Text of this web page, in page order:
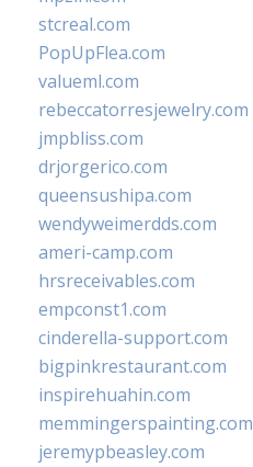
stcreal.com
PopUpFlea.com
valueml.com
rebeccatorresjewelry.com
jmpbliss.com
drjorgerico.com
queensushipa.com
wendyweimerdds.com
ameri-camp.com
hrsreceivables.com
empconst1.com
cinderella-support.com
bigpinkrestaurant.com
inspirehuahin.com
memmingerspainting.com
jeremypbeasley.com